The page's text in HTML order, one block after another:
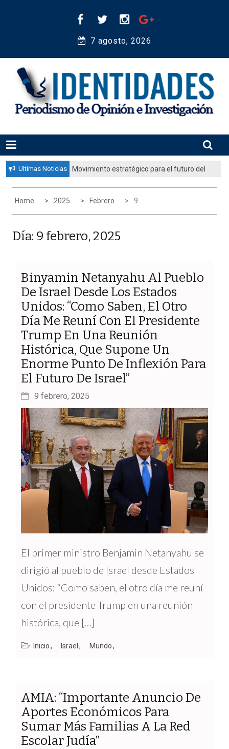
7 agosto, 2026
IDENTIDADES
Periodismo de Opinión e Investigación
Ultimas Noticias
Movimiento estratégico para el futuro del
fortalecer la educación judía en la
diáspora”
Home 2025 Febrero 9
Día: 9 febrero, 2025
Binyamin Netanyahu Al Pueblo
De Israel Desde Los Estados
Unidos: “Como Saben, El Otro
Día Me Reuní Con El Presidente
Trump En Una Reunión
Histórica, Que Supone Un
Enorme Punto De Inflexión Para
El Futuro De Israel”
9 febrero, 2025
El primer ministro Benjamin Netanyahu se
dirigió al pueblo de Israel desde Estados
Unidos: “Como saben, el otro día me reuní
con el presidente Trump en una reunión
histórica, que […]
Inicio Israel Mundo
AMIA: “Importante Anuncio De
Aportes Económicos Para
Sumar Más Familias A La Red
Escolar Judía”